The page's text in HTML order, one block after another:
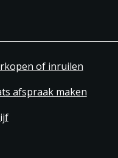
of inruilen
afspraak maken